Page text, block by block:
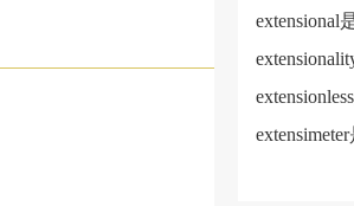
extensional